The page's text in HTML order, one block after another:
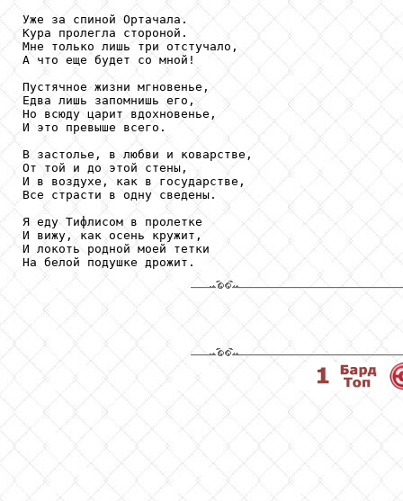
Уже за спиной Ортачала.
Кура пролегла стороной.
Мне только лишь три отстучало,
А что еще будет со мной!
Пустячное жизни мгновенье,
Едва лишь запомнишь его,
Но всюду царит вдохновенье,
И это превыше всего.
В застолье, в любви и коварстве,
От той и до этой стены,
И в воздухе, как в государстве,
Все страсти в одну сведены.
Я еду Тифлисом в пролетке
И вижу, как осень кружит,
И локоть родной моей тетки
На белой подушке дрожит.